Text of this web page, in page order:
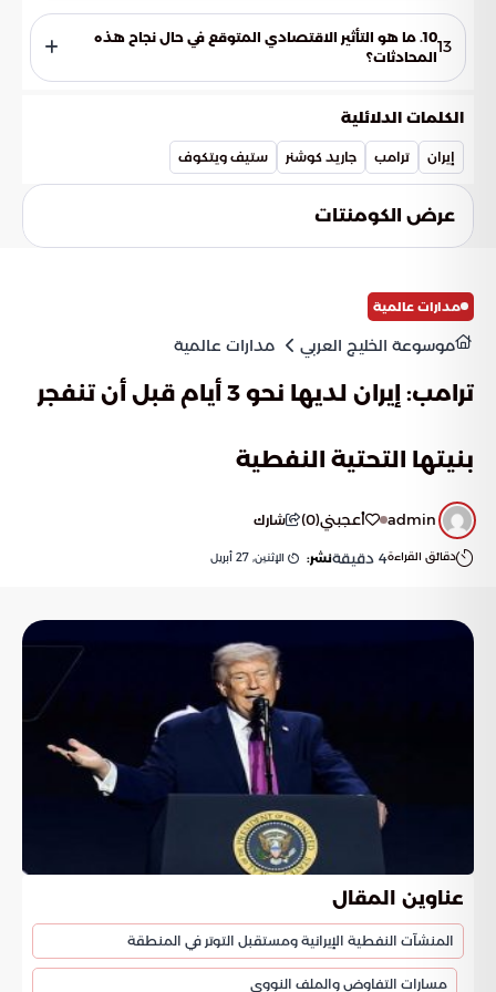
ومدى توفر الإرادة السياسية لتحويل التهدئة إلى واقع ملموس.
13
10. ما هو التأثير الاقتصادي المتوقع في حال نجاح هذه
المحادثات؟
واستعادة الاستقرار الاقتصادي الذي تضرر بسبب النزاعات.
الكلمات الدلائلية
إيران ترامب جاريد كوشنر ستيف ويتكوف
عرض الكومنتات
مدارات عالمية
موسوعة الخليج العربي مدارات عالمية
ترامب: إيران لديها نحو 3 أيام قبل أن تنفجر
بنيتها التحتية النفطية
admin أعجبني(
0
) شارك
دقائق القراءة4 دقيقةنشر: الإثنين, 27 أبريل
عناوين المقال
المنشآت النفطية الإيرانية ومستقبل التوتر في المنطقة
مسارات التفاوض والملف النووي